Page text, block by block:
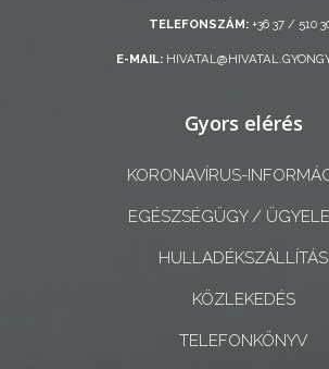
KÖRNYEZETVÉDELEM
TELEPÜLÉSRENDEZÉS
KONCEPCIÓK
BEJELENTŐ
TELEFONSZÁM:+36 37 / 510
E-MAIL:
Gyors elérés
KORONAVÍRUS-
EGÉSZSÉGÜGY /
HULLADÉKSZÁLLÍTÁS
KÖZLEKEDÉS
TELEFONKÖNYV